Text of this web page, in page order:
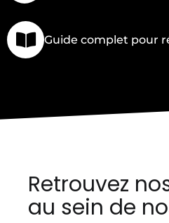
Guide complet pour
Retrouvez
au sein de